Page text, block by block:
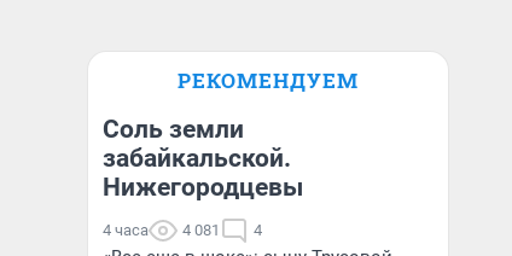
РЕКОМЕНДУЕМ
Соль земли
забайкальской.
Нижегородцевы
4 часа 4 081 4